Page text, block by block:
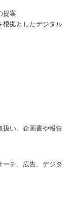
提案
根拠としたデジタル
扱い、企画書や報告
ーチ、広告、デジタ